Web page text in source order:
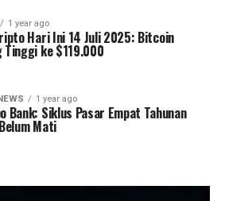
1 year ago
Hari Ini 14 Juli 2025: Bitcoin
Tinggi ke $119.000
1 year ago
Bank: Siklus Pasar Empat Tahunan
Mati